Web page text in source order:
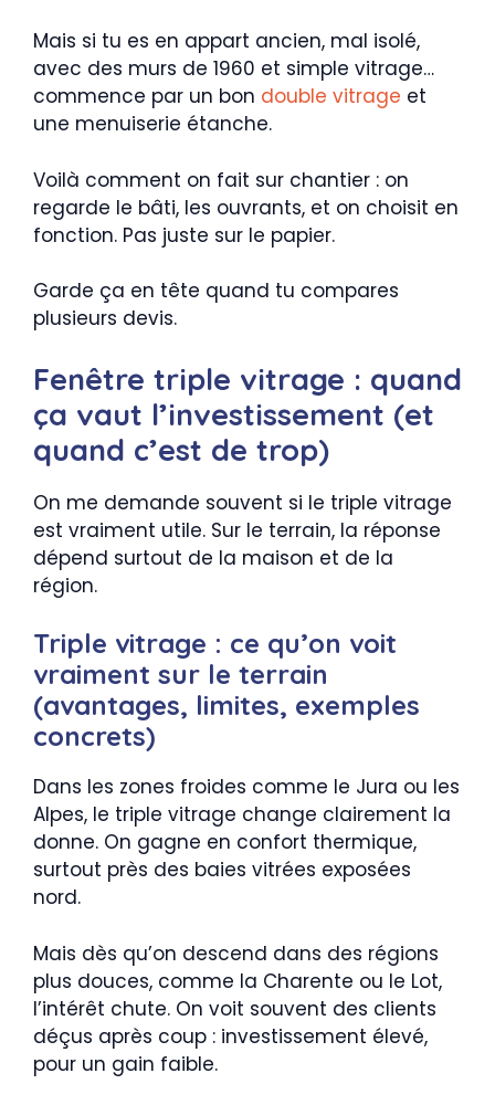
Mais si tu es en appart ancien, mal isolé,
avec des murs de 1960 et simple vitrage…
commence par un bon double vitrage et
une menuiserie étanche.
Voilà comment on fait sur chantier : on
regarde le bâti, les ouvrants, et on choisit en
fonction. Pas juste sur le papier.
Garde ça en tête quand tu compares
plusieurs devis.
Fenêtre triple vitrage : quand
ça vaut l’investissement (et
quand c’est de trop)
On me demande souvent si le triple vitrage
est vraiment utile. Sur le terrain, la réponse
dépend surtout de la maison et de la
région.
Triple vitrage : ce qu’on voit
vraiment sur le terrain
(avantages, limites, exemples
concrets)
Dans les zones froides comme le Jura ou les
Alpes, le triple vitrage change clairement la
donne. On gagne en confort thermique,
surtout près des baies vitrées exposées
nord.
Mais dès qu’on descend dans des régions
plus douces, comme la Charente ou le Lot,
l’intérêt chute. On voit souvent des clients
déçus après coup : investissement élevé,
pour un gain faible.